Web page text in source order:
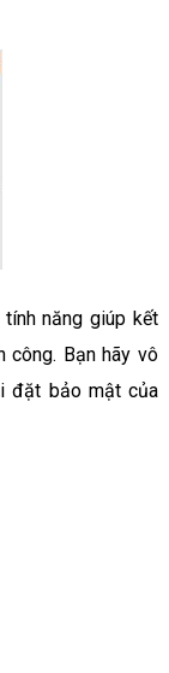
năng giúp kết
Bạn hãy vô
đặt bảo mật của